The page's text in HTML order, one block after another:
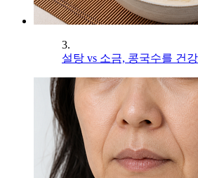
3.
설탕 vs 소금, 콩국수를 건